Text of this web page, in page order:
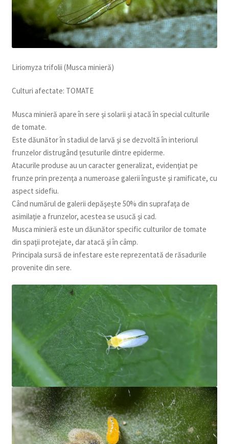
Liriomyza trifolii (Musca minieră)
Culturi afectate: TOMATE
Musca minieră apare în sere şi solarii şi atacă în special culturile
de tomate.
Este dăunător în stadiul de larvă şi se dezvoltă în interiorul
frunzelor distrugând ţesuturile dintre epiderme.
Atacurile produse au un caracter generalizat, evidenţiat pe
frunze prin prezenţa a numeroase galerii înguste şi ramificate, cu
aspect sidefiu.
Când numărul de galerii depăşeşte 50% din suprafaţa de
asimilaţie a frunzelor, acestea se usucă şi cad.
Musca minieră este un dăunător specific culturilor de tomate
din spaţii protejate, dar atacă şi în câmp.
Principala sursă de infestare este reprezentată de răsadurile
provenite din sere.